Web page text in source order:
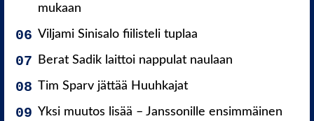
mukaan
Viljami Sinisalo fiilisteli tuplaa
Berat Sadik laittoi nappulat naulaan
Tim Sparv jättää Huuhkajat
Yksi muutos lisää – Janssonille ensimmäinen